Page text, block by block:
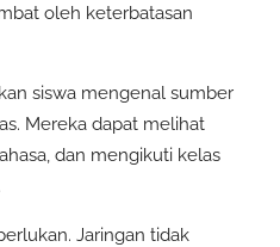
oleh keterbatasan
siswa mengenal sumber
Mereka dapat melihat
dan mengikuti kelas
Jaringan tidak